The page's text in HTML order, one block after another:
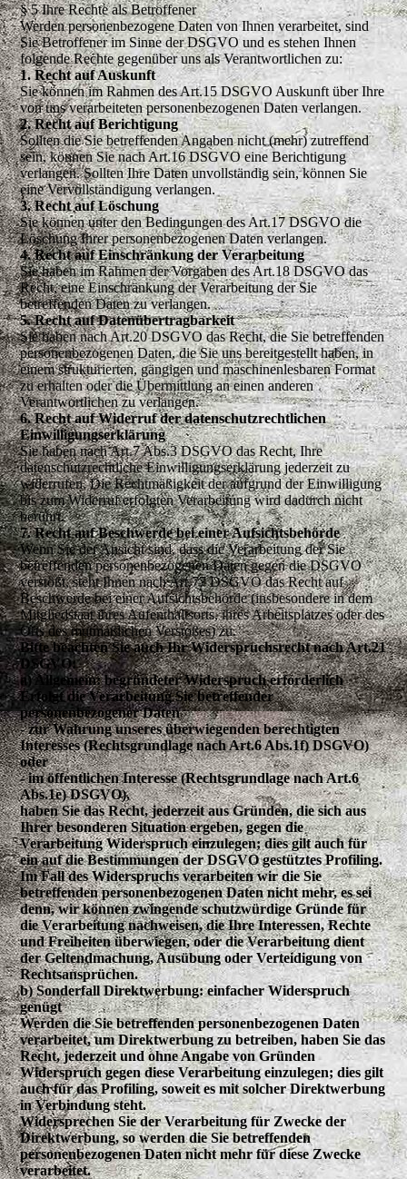
§ 5 Ihre Rechte als Betroffener
Werden personenbezogene Daten von Ihnen verarbeitet, sind
Sie Betroffener im Sinne der DSGVO und es stehen Ihnen
folgende Rechte gegenüber uns als Verantwortlichen zu:
1. Recht auf Auskunft
Sie können im Rahmen des Art.15 DSGVO Auskunft über Ihre
von uns verarbeiteten personenbezogenen Daten verlangen.
2. Recht auf Berichtigung
Sollten die Sie betreffenden Angaben nicht (mehr) zutreffend
sein, können Sie nach Art.16 DSGVO eine Berichtigung
verlangen. Sollten Ihre Daten unvollständig sein, können Sie
eine Vervollständigung verlangen.
3. Recht auf Löschung
Sie können unter den Bedingungen des Art.17 DSGVO die
Löschung Ihrer personenbezogenen Daten verlangen.
4. Recht auf Einschränkung der Verarbeitung
Sie haben im Rahmen der Vorgaben des Art.18 DSGVO das
Recht, eine Einschränkung der Verarbeitung der Sie
betreffenden Daten zu verlangen.
5. Recht auf Datenübertragbarkeit
Sie haben nach Art.20 DSGVO das Recht, die Sie betreffenden
personenbezogenen Daten, die Sie uns bereitgestellt haben, in
einem strukturierten, gängigen und maschinenlesbaren Format
zu erhalten oder die Übermittlung an einen anderen
Verantwortlichen zu verlangen.
6. Recht auf Widerruf der datenschutzrechtlichen
Einwilligungserklärung
Sie haben nach Art.7 Abs.3 DSGVO das Recht, Ihre
datenschutzrechtliche Einwilligungserklärung jederzeit zu
widerrufen. Die Rechtmäßigkeit der aufgrund der Einwilligung
bis zum Widerruf erfolgten Verarbeitung wird dadurch nicht
berührt.
7. Recht auf Beschwerde bei einer Aufsichtsbehörde
Wenn Sie der Ansicht sind, dass die Verarbeitung der Sie
betreffenden personenbezogenen Daten gegen die DSGVO
verstößt, steht Ihnen nach Art.77 DSGVO das Recht auf
Beschwerde bei einer Aufsichtsbehörde (insbesondere in dem
Mitgliedstaat ihres Aufenthaltsorts, ihres Arbeitsplatzes oder des
Orts des mutmaßlichen Verstoßes) zu.
Bitte beachten Sie auch Ihr Widerspruchsrecht nach Art.21
DSGVO:
a) Allgemein: begründeter Widerspruch erforderlich
Erfolgt die Verarbeitung Sie betreffender
personenbezogener Daten
- zur Wahrung unseres überwiegenden berechtigten
Interesses (Rechtsgrundlage nach Art.6 Abs.1f) DSGVO)
oder
- im öffentlichen Interesse (Rechtsgrundlage nach Art.6
Abs.1e) DSGVO),
haben Sie das Recht, jederzeit aus Gründen, die sich aus
Ihrer besonderen Situation ergeben, gegen die
Verarbeitung Widerspruch einzulegen; dies gilt auch für
ein auf die Bestimmungen der DSGVO gestütztes Profiling.
Im Fall des Widerspruchs verarbeiten wir die Sie
betreffenden personenbezogenen Daten nicht mehr, es sei
denn, wir können zwingende schutzwürdige Gründe für
die Verarbeitung nachweisen, die Ihre Interessen, Rechte
und Freiheiten überwiegen, oder die Verarbeitung dient
der Geltendmachung, Ausübung oder Verteidigung von
Rechtsansprüchen.
b) Sonderfall Direktwerbung: einfacher Widerspruch
genügt
Werden die Sie betreffenden personenbezogenen Daten
verarbeitet, um Direktwerbung zu betreiben, haben Sie das
Recht, jederzeit und ohne Angabe von Gründen
Widerspruch gegen diese Verarbeitung einzulegen; dies gilt
auch für das Profiling, soweit es mit solcher Direktwerbung
in Verbindung steht.
Widersprechen Sie der Verarbeitung für Zwecke der
Direktwerbung, so werden die Sie betreffenden
personenbezogenen Daten nicht mehr für diese Zwecke
verarbeitet.